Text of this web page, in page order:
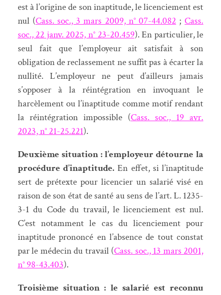
est à l’origine de son inaptitude, le licenciement est
nul (Cass. soc., 3 mars 2009, n° 07-44.082 ;Cass.
soc., 22 janv. 2025, n° 23-20.459). En particulier, le
seul fait que l’employeur ait satisfait à son
obligation de reclassement ne suffit pas à écarter la
nullité. L’employeur ne peut d’ailleurs jamais
s’opposer à la réintégration en invoquant le
harcèlement ou l’inaptitude comme motif rendant
la réintégration impossible (Cass. soc., 19 avr.
2023, n° 21-25.221).
Deuxième situation : l’employeur détourne la
procédure d’inaptitude. En effet, si l’inaptitude
sert de prétexte pour licencier un salarié visé en
raison de son état de santé au sens de l’art. L. 1235-
3-1 du Code du travail, le licenciement est nul.
C’est notamment le cas du licenciement pour
inaptitude prononcé en l’absence de tout constat
par le médecin du travail (Cass. soc., 13 mars 2001,
n° 98-43.403).
Troisième situation : le salarié est reconnu